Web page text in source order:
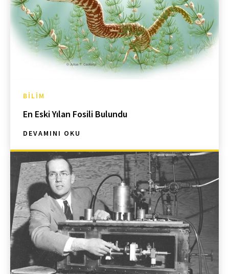
BILIM
En Eski Yılan Fosili Bulundu
DEVAMINI OKU